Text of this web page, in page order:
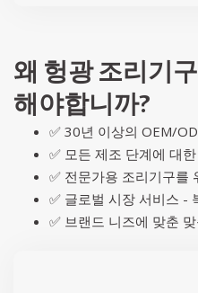
왜 헝광 조리기
해야합니까?
✅ 30년 이상의 OEM/
✅ 모든 제조 단계에 대
✅ 전문가용 조리기구를
✅ 글로벌 시장 서비스 -
✅ 브랜드 니즈에 맞춘